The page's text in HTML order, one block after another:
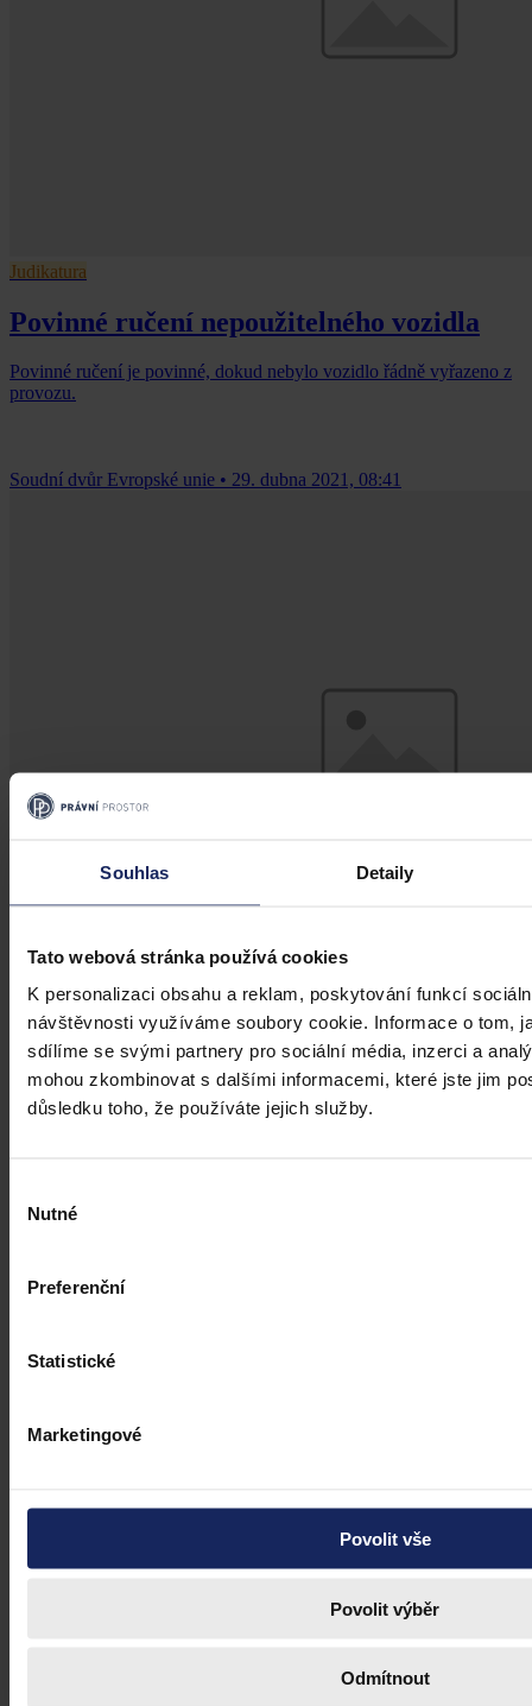
Souhlas Detaily
Tato webová stránka používá cookies
K personalizaci obsahu a reklam, poskytování funkcí
návštěvnosti využíváme soubory cookie. Informace o tom,
sdílíme se svými partnery pro sociální média, inzerci a
mohou zkombinovat s dalšími informacemi, které jste jim
důsledku toho, že používáte jejich služby.
souhlasu
Nutné
Preferenční
Statistické
Marketingové
Povolit vše
Povolit výběr
Odmítnout
Judikatura
Povinné ručení nepoužitelného vozidla
Povinné ručení je povinné, dokud nebylo vozidlo řádně vyřazeno z
provozu.
Soudní dvůr Evropské unie • 29. dubna 2021, 08:41
Judikatura
Zastavení již skončené exekuce
Při řešení otázky věcné projednatelnosti návrhu účastníka na
Ústavní soud